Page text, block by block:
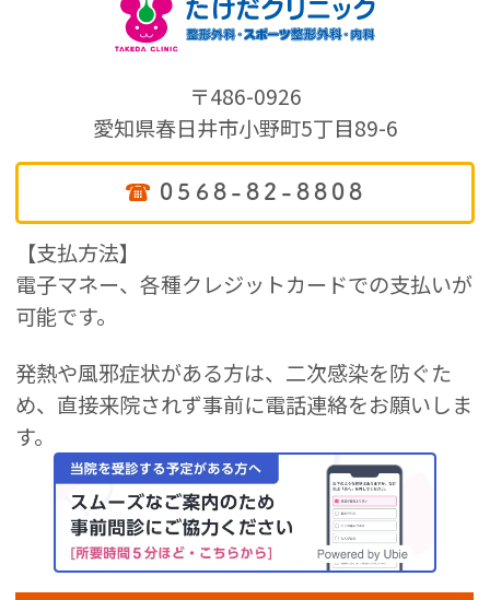
〒486-0926
愛知県春日井市小野町5丁目89-6
0568-82-8808
【支払方法】
電子マネー、各種クレジットカードでの支払いが
可能です。
発熱や風邪症状がある方は、二次感染を防ぐた
め、直接来院されず事前に電話連絡をお願いしま
す。